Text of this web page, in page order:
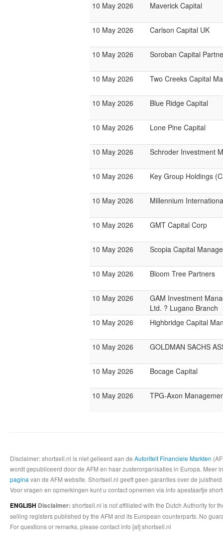
10 May 2026 Maverick Capital
10 May 2026 Carlson Capital UK
10 May 2026 Soroban Capital
10 May 2026 Two Creeks Capital
10 May 2026 Blue Ridge Capital
10 May 2026 Lone Pine Capital
10 May 2026 Schroder Investment
10 May 2026 Key Group Holdings
10 May 2026 Millennium
10 May 2026 GMT Capital Corp
10 May 2026 Scopia Capital
10 May 2026 Bloom Tree Partners
10 May 2026
GAM Investment
Ltd. ? Lugano Branch
10 May 2026
Highbridge Capital
10 May 2026 GOLDMAN SACHS
10 May 2026 Bocage Capital
10 May 2026 TPG-Axon
Disclaimer: shortsell.nl is niet gelieerd aan de Autoriteit Financiele Markten
wordt gepubliceerd door de AFM en haar zusterorganisaties in Europa.
pagina van de AFM website. Shortsell.nl geeft geen garanties over de
Voor vragen en opmerkingen kunt u contact opnemen via info apestaartje
ENGLISH Disclaimer: shortsell.nl is not affiliated with the Dutch Authority for
selling registers published by the AFM and its European counterparts. No
For questions or remarks, please contact info [at] shortsell.nl